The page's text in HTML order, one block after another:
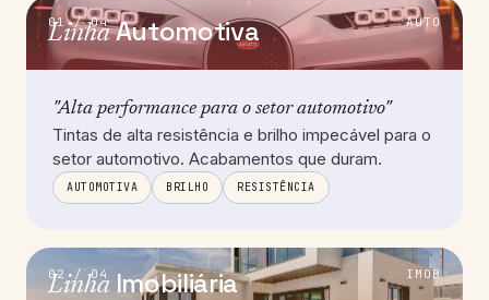
01 / 04 AUTO
LinhaAutomotiva
"Alta performance para o setor automotivo"
Tintas de alta resistência e brilho impecável para o
setor automotivo. Acabamentos que duram.
AUTOMOTIVA BRILHO RESISTÊNCIA
02 / 04 IMOB
LinhaImobiliária